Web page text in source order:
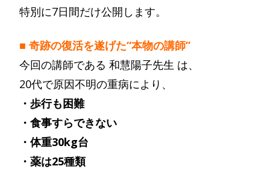
特別に7日間だけ公開します。
■ 奇跡の復活を遂げた“本物の講師”
今回の講師である 和慧陽子先生 は、
20代で原因不明の重病により、
・歩行も困難
・食事すらできない
・体重30kg台
・薬は25種類